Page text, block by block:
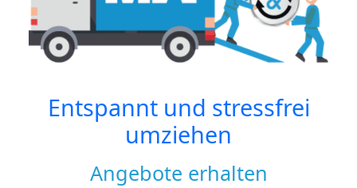
Entspannt und stressfrei
umziehen
Angebote erhalten